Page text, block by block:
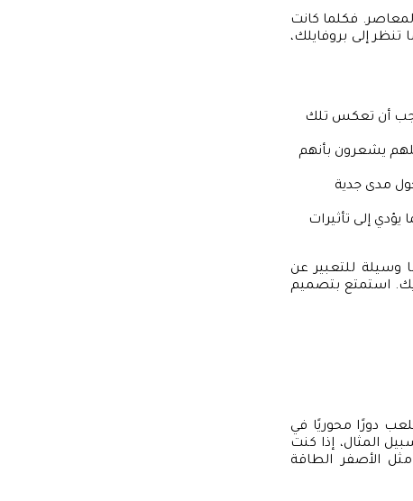
فكلما كانت
إلى بروفايلك،
أن تعكس تلك
يشعرون بأنهم
مدى جدية
إلى تأثيرات
وسيلة للتعبير عن
استمتع بتصميم
دورًا محوريًا في
المثال، إذا كنت
الأصفر الطاقة